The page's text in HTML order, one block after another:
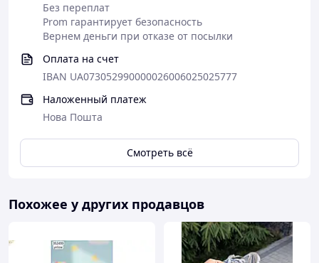
Без переплат
Prom гарантирует безопасность
Вернем деньги при отказе от посылки
Оплата на счет
IBAN UA073052990000026006025025777
Наложенный платеж
Нова Пошта
Смотреть всё
Похожее у других продавцов